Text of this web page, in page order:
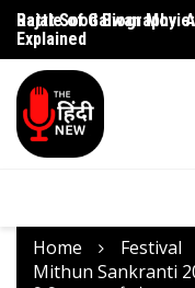
Rajat Sood Biography:
Explained
Battle of Galwan
Home
Festival
Mithun Sankranti